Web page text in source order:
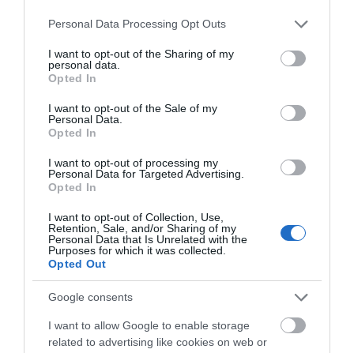
Please note that this website/app uses one or more Google
not limited to your visit or usage behaviour. You may click to
grant or deny consent to Google and its third-party tags to
use your data for below specified purposes in below Google
consent section.
Personal Data Processing Opt Outs
I want to opt-out of the Sharing of my
personal data.
Opted In
I want to opt-out of the Sale of my
Personal Data.
Opted In
I want to opt-out of processing my
Personal Data for Targeted Advertising.
Opted In
I want to opt-out of Collection, Use,
Retention, Sale, and/or Sharing of my
Personal Data that Is Unrelated with the
Purposes for which it was collected.
Opted Out
Google consents
I want to allow Google to enable storage
related to advertising like cookies on web or
«Κόκκινος» συναγερμός στην
Αυξημένη ετοιμότητα παντού
08.08.2026 | 17:00
Ρόδος: Έγραψαν 80χρονη για
κράνος!
επιχειρηματία που έφυγε απο
την ζωή
08.08.2026 | 16:20
Κάνεις δεν ξεχνά τι
έζησε η Εύβοια πριν
πέντε χρόνια
της Εύβοιας: Μένουν
κάθε μέρα χωρίς νερό –